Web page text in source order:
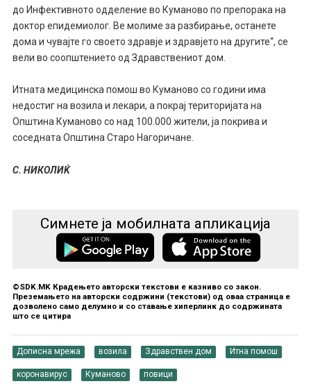
до Инфективното одделение во Куманово по препорака на
доктор епидемиолог. Ве молиме за разбирање, останете
дома и чувајте го своето здравје и здравјето на другите“, се
вели во соопштението од Здравствениот дом.
Итната медицинска помош во Куманово со години има
недостиг на возила и лекари, а покрај територијата на
Општина Куманово со над 100.000 жители, ја покрива и
соседната Општина Старо Нагоричане.
С. НИКОЛИЌ
Симнете ја мобилната апликација
©SDK.MK Крадењето авторски текстови е казниво со закон.
Преземањето на авторски содржини (текстови) од оваа страница е
дозволено само делумно и со ставање хиперлинк до содржината
што се цитира
Дописна мрежа возила Здравствен дом Итна помош
коронавирус Куманово повици